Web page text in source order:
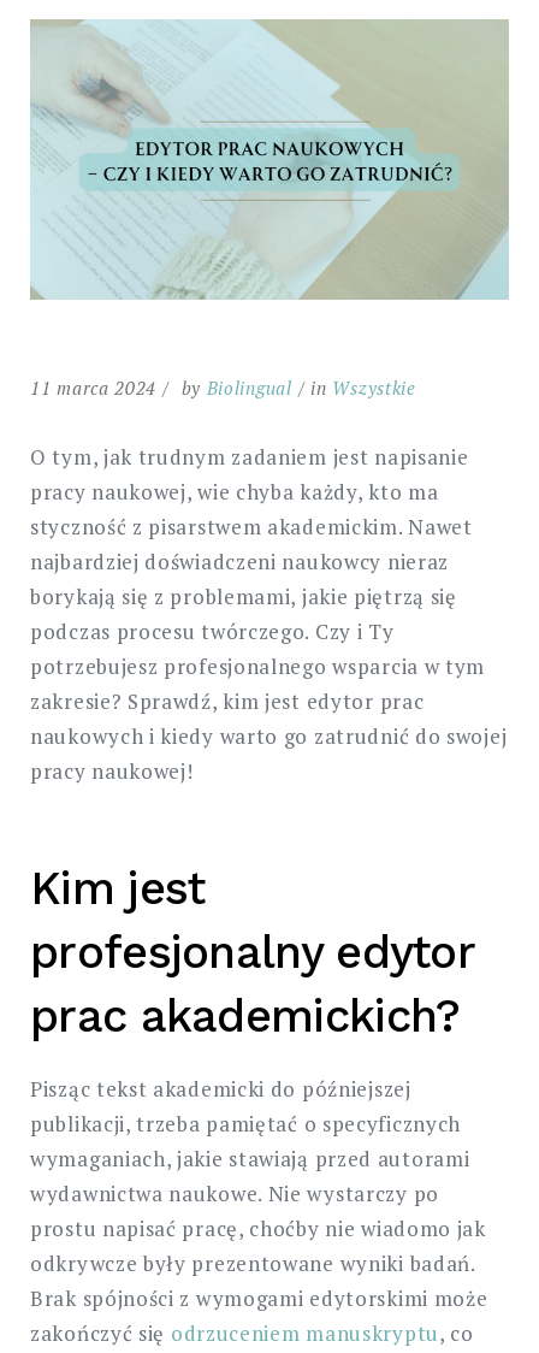
11 marca 2024 by Biolingual in Wszystkie
O tym, jak trudnym zadaniem jest napisanie
pracy naukowej, wie chyba każdy, kto ma
styczność z pisarstwem akademickim. Nawet
najbardziej doświadczeni naukowcy nieraz
borykają się z problemami, jakie piętrzą się
podczas procesu twórczego. Czy i Ty
potrzebujesz profesjonalnego wsparcia w tym
zakresie? Sprawdź, kim jest edytor prac
naukowych i kiedy warto go zatrudnić do swojej
pracy naukowej!
Kim jest
profesjonalny edytor
prac akademickich?
Pisząc tekst akademicki do późniejszej
publikacji, trzeba pamiętać o specyficznych
wymaganiach, jakie stawiają przed autorami
wydawnictwa naukowe. Nie wystarczy po
prostu napisać pracę, choćby nie wiadomo jak
odkrywcze były prezentowane wyniki badań.
Brak spójności z wymogami edytorskimi może
zakończyć się odrzuceniem manuskryptu, co